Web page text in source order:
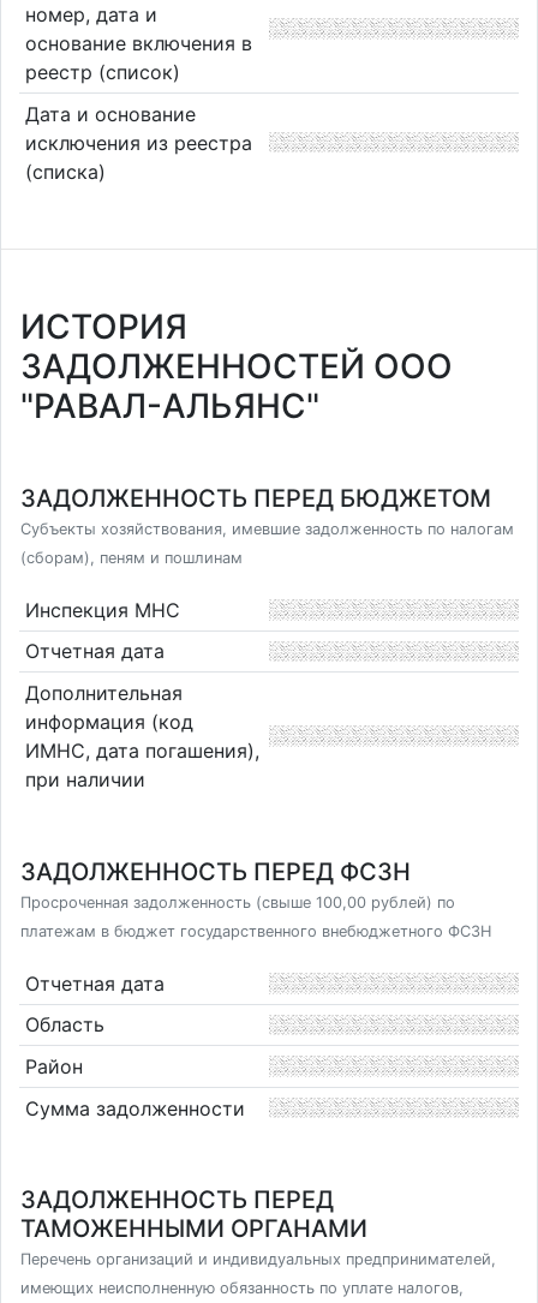
номер, дата и
основание включения в
реестр (список)
Дата и основание
исключения из реестра
(списка)
ИСТОРИЯ
ЗАДОЛЖЕННОСТЕЙ ООО
"РАВАЛ-АЛЬЯНС"
ЗАДОЛЖЕННОСТЬ ПЕРЕД БЮДЖЕТОМ
Субъекты хозяйствования, имевшие задолженность по налогам
(сборам), пеням и пошлинам
Инспекция МНС
Отчетная дата
Дополнительная
информация (код
ИМНС, дата погашения),
при наличии
ЗАДОЛЖЕННОСТЬ ПЕРЕД ФСЗН
Просроченная задолженность (свыше 100,00 рублей) по
платежам в бюджет государственного внебюджетного ФСЗН
Отчетная дата
Область
Район
Сумма задолженности
ЗАДОЛЖЕННОСТЬ ПЕРЕД
ТАМОЖЕННЫМИ ОРГАНАМИ
Перечень организаций и индивидуальных предпринимателей,
имеющих неисполненную обязанность по уплате налогов,